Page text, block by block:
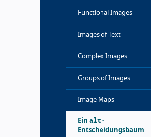
Functional Images
Images of Text
Complex Images
Groups of Images
Image Maps
Ein alt -
Entscheidungsbaum